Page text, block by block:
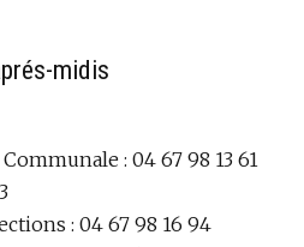
midis
: 04 67 98 13 61
: 04 67 98 16 94